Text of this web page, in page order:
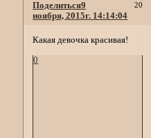
Поделиться 20
9
ноября, 2015г. 14:14:04
Какая девочка красивая!
0